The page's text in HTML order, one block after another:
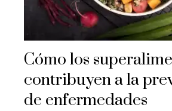
Cómo los
contribuyen a la
de enfermedades